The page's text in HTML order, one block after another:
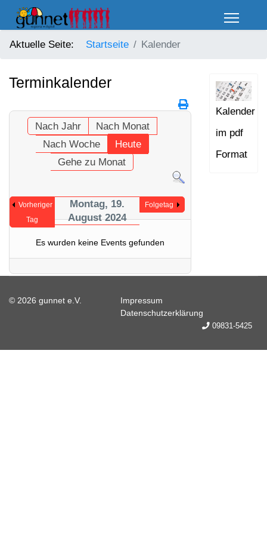
Aktuelle Seite: Startseite Kalender
Terminkalender
Nach Jahr
Nach Monat
Nach Woche
Heute
Gehe zu Monat
Vorheriger
Tag
Montag, 19.
August 2024
Folgetag
Es wurden keine Events gefunden
Kalender
im pdf
Format
© 2026 gunnet e.V.
Impressum
Datenschutzerklärung
09831-5425